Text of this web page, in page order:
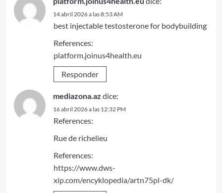
14 abril 2026 a las 8:53 AM
best injectable testosterone for bodybuilding
References:
platform.joinus4health.eu
Responder
mediazona.az dice:
16 abril 2026 a las 12:32 PM
References:
Rue de richelieu
References:
https://www.dws-
xip.com/encyklopedia/artn75pl-dk/